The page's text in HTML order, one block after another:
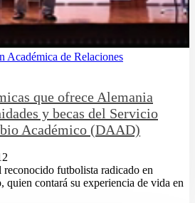
Académica de Relaciones
que ofrece Alemania
y becas del Servicio
Académico (DAAD)
futbolista radicado en
quien contará su experiencia de vida en